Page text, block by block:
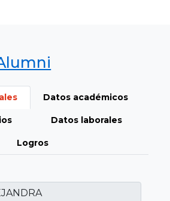
Datos académicos
Datos laborales
Logros